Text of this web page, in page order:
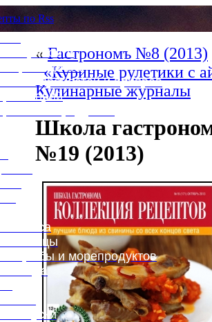
и пряности
и диета
пряностей и приправ
калорий
из мяса
из птицы
из рыбы и морепродуктов
блюда
закуски
по Rss
«Гастрономъ №8 (2013)
«Куриные рулетики с
Кулинарные журналы
Школа
№19 (2013)